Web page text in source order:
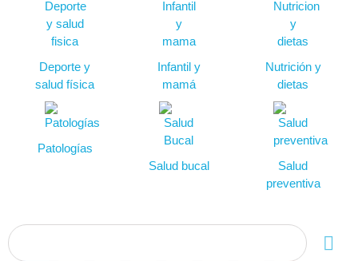
Deporte y
salud física
Infantil y
mamá
Nutrición y
dietas
Patologías
Salud bucal
Salud
preventiva